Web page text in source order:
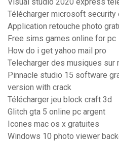
Visual studio 2020 express
Télécharger microsoft
Application retouche photo
Free sims games online for pc
How do i get yahoo mail pro
Telecharger des musiques sur
Pinnacle studio 15 software
version with crack
Télécharger jeu block craft 3d
Glitch gta 5 online pc argent
Icones mac os x gratuites
Windows 10 photo viewer